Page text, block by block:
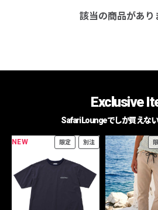
該当の商品があり
Exclusive
Safari Loungeでしか買えな
NEW 限定 別注